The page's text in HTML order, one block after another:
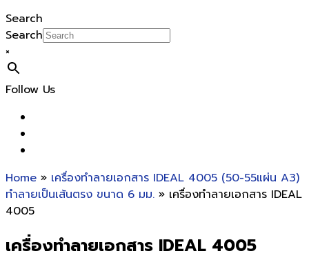
Search
Search
×
Follow Us
Home » เครื่องทำลายเอกสาร IDEAL 4005 (50-55แผ่น A3)
ทำลายเป็นเส้นตรง ขนาด 6 มม. » เครื่องทำลายเอกสาร IDEAL
4005
เครื่องทำลายเอกสาร IDEAL 4005